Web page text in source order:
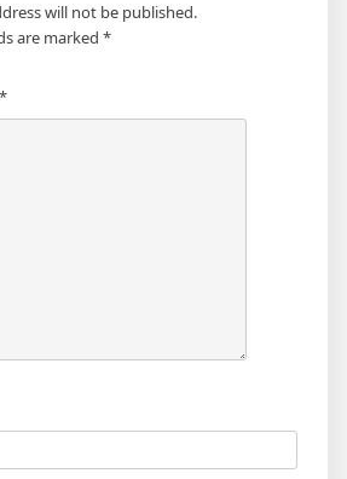
will not be published.
are marked *
*